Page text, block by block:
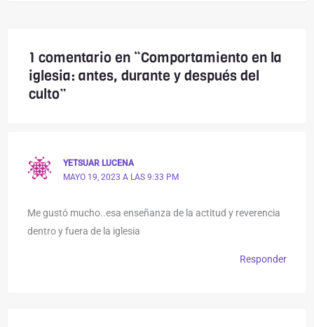
1 comentario en “Comportamiento en la
iglesia: antes, durante y después del
culto”
YETSUAR LUCENA
MAYO 19, 2023 A LAS 9:33 PM
Me gustó mucho..esa enseñanza de la actitud y reverencia
dentro y fuera de la iglesia
Responder